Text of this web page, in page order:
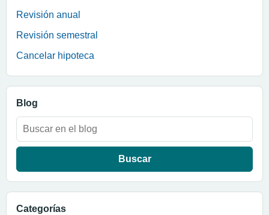
Revisión anual
Revisión semestral
Cancelar hipoteca
Blog
Buscar:
Categorías